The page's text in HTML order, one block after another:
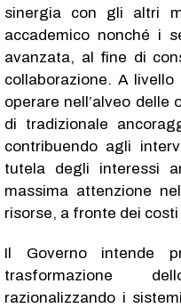
sinergia con gli altri
accademico nonché i
avanzata, al fine di
collaborazione. A
operare nell’alveo delle
di tradizionale
contribuendo agli
tutela degli interessi
massima attenzione
risorse, a fronte dei
Il Governo intende
trasformazione
razionalizzando i